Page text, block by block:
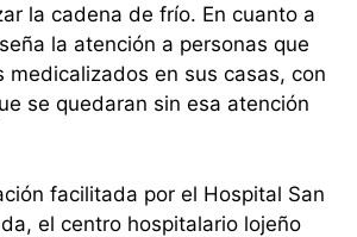
la cadena de frío. En cuanto a
la atención a personas que
medicalizados en sus casas, con
se quedaran sin esa atención
facilitada por el Hospital San
el centro hospitalario lojeño